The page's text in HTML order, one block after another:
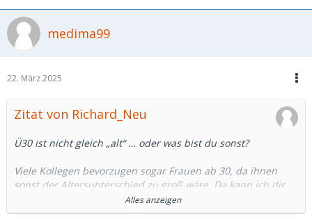
medima99
22. März 2025
Zitat von Richard_Neu
Ü30 ist nicht gleich „alt“ … oder was bist du sonst?
Viele Kollegen bevorzugen sogar Frauen ab 30, da ihnen
sonst der Altersunterschied zu groß wäre. Da kann ich dir
sogar einige aus dem Forum nennen.
Alles anzeigen